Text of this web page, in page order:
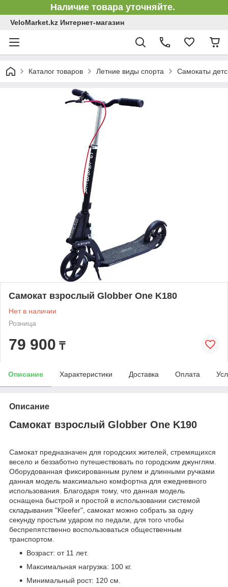
Наличие товара уточняйте.
VeloMarket.kz Интернет-магазин
Каталог товаров Летние виды спорта Самокаты
Самокат взрослый Globber One K180
Нет в наличии
Розница
79 900 ₸
Описание Характеристики Доставка Оплата
Описание
Самокат взрослый Globber One K190
Самокат предназначен для городских жителей, стремящихся
весело и беззаботно путешествовать по городским джунглям.
Оборудованная фиксированным рулем и длинными ручками
данная модель максимально комфортна для ежедневного
использования. Благодаря тому, что данная модель
оснащена быстрой и простой в использовании системой
складывания "Kleefer", самокат можно собрать за одну
секунду простым ударом по педали, для того чтобы
беспрепятственно воспользоваться общественным
транспортом.
Возраст: от 11 лет.
Максимальная нагрузка: 100 кг.
Минимальный рост: 120 см.